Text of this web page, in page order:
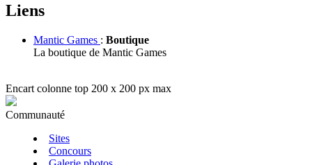
Liens
Mantic Games : Boutique
La boutique de Mantic Games
Encart colonne top 200 x 200 px max
Communauté
Sites
Concours